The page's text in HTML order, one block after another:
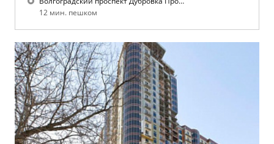
12 мин. пешком